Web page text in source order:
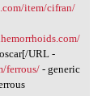
item/cifran/
URL -
ferrous/- generic